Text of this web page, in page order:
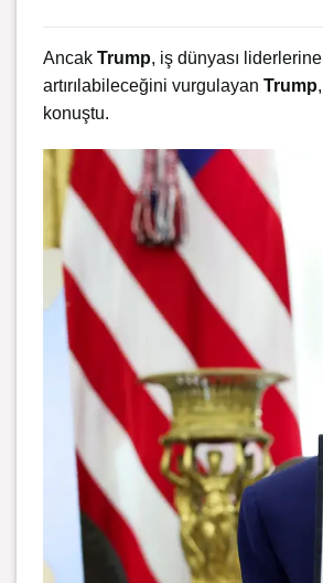
Ancak Trump, iş dünyası liderlerine
artırılabileceğini vurgulayan Trump,
konuştu.